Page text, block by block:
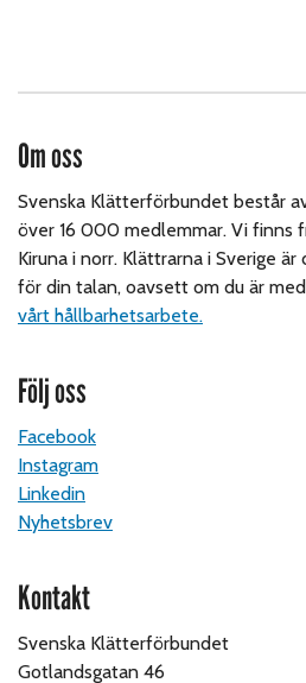
Om oss
Svenska Klätterförbundet består
över 16 000 medlemmar. Vi finns
Kiruna i norr. Klättrarna i Sverige
för din talan, oavsett om du är
vårt hållbarhetsarbete.
Följ oss
Facebook
Instagram
Linkedin
Nyhetsbrev
Kontakt
Svenska Klätterförbundet
Gotlandsgatan 46